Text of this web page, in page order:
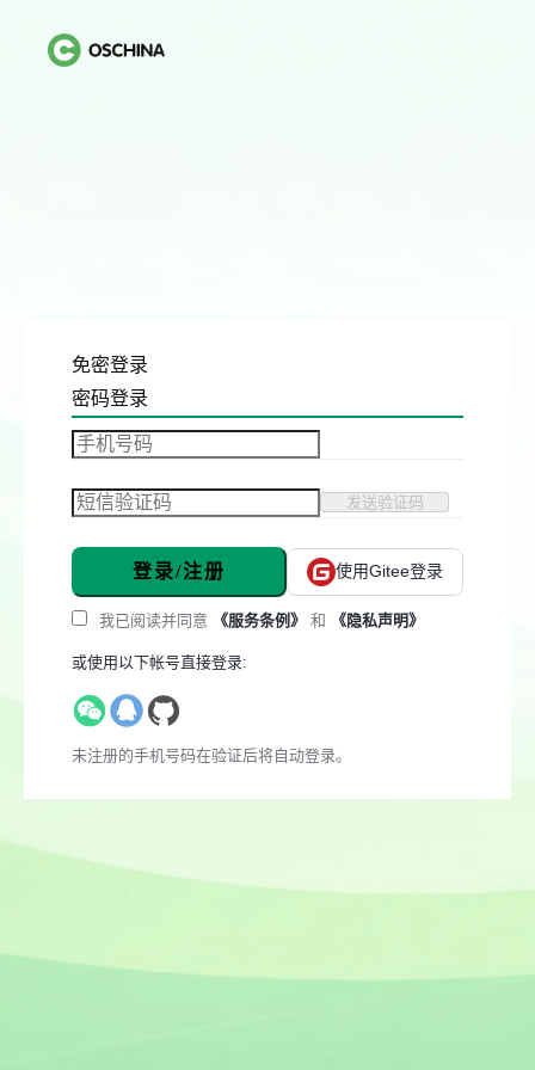
免密登录
密码登录
发送验证码
登录/注册 使用Gitee登录
我已阅读并同意 《服务条例》 和 《隐私声明》
或使用以下帐号直接登录:
未注册的手机号码在验证后将自动登录。